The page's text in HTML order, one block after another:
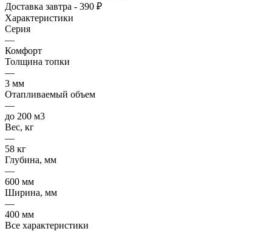
Доставка завтра - 390 ₽
Характеристики
Серия
—
Комфорт
Толщина топки
—
3 мм
Отапливаемый объем
—
до 200 м3
Вес, кг
—
58 кг
Глубина, мм
—
600 мм
Ширина, мм
—
400 мм
Все характеристики